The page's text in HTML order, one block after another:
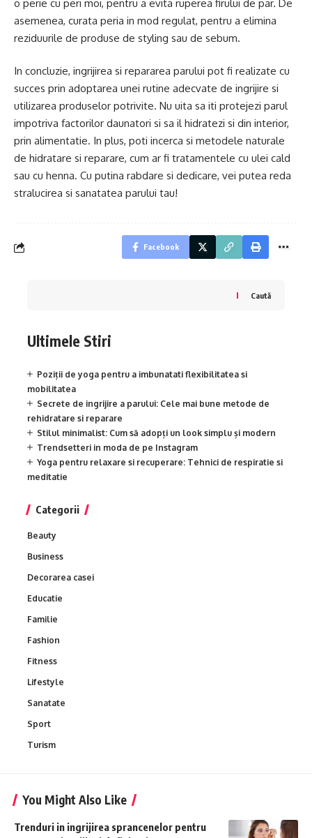
o perie cu peri moi, pentru a evita ruperea firului de par. De
asemenea, curata peria in mod regulat, pentru a elimina
reziduurile de produse de styling sau de sebum.
In concluzie, ingrijirea si repararea parului pot fi realizate cu
succes prin adoptarea unei rutine adecvate de ingrijire si
utilizarea produselor potrivite. Nu uita sa iti protejezi parul
impotriva factorilor daunatori si sa il hidratezi si din interior,
prin alimentatie. In plus, poti incerca si metodele naturale
de hidratare si reparare, cum ar fi tratamentele cu ulei cald
sau cu henna. Cu putina rabdare si dedicare, vei putea reda
stralucirea si sanatatea parului tau!
Facebook
Caută
Ultimele Stiri
Poziții de yoga pentru a imbunatati flexibilitatea si
mobilitatea
Secrete de ingrijire a parului: Cele mai bune metode de
rehidratare si reparare
Stilul minimalist: Cum să adopți un look simplu și modern
Trendsetteri in moda de pe Instagram
Yoga pentru relaxare si recuperare: Tehnici de respiratie si
meditatie
Categorii
Beauty
Business
Decorarea casei
Educatie
Familie
Fashion
Fitness
Lifestyle
Sanatate
Sport
Turism
You Might Also Like
Trenduri in ingrijirea sprancenelor pentru